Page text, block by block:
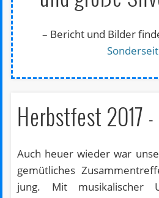
– Bericht und Bilder
Herbstfest 2017
Auch heuer wieder war
gemütliches
jung. Mit musikalischer